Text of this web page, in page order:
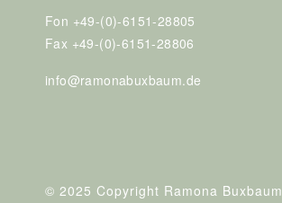
Fon +49-(0)-6151-28805
Fax +49-(0)-6151-28806
info@ramonabuxbaum.de
© 2025 Copyright Ramona Buxbaum